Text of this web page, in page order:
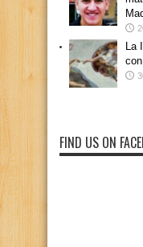
La
FIND US ON